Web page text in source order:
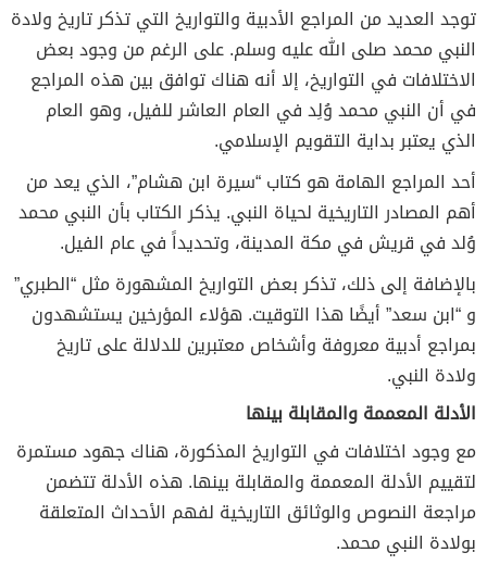
توجد العديد من المراجع الأدبية والتواريخ التي تذكر تاريخ ولادة
النبي محمد صلى الله عليه وسلم. على الرغم من وجود بعض
الاختلافات في التواريخ، إلا أنه هناك توافق بين هذه المراجع
في أن النبي محمد وُلِد في العام العاشر للفيل، وهو العام
الذي يعتبر بداية التقويم الإسلامي.
أحد المراجع الهامة هو كتاب “سيرة ابن هشام”، الذي يعد من
أهم المصادر التاريخية لحياة النبي. يذكر الكتاب بأن النبي محمد
وُلد في قريش في مكة المدينة، وتحديداً في عام الفيل.
بالإضافة إلى ذلك، تذكر بعض التواريخ المشهورة مثل “الطبري”
و “ابن سعد” أيضًا هذا التوقيت. هؤلاء المؤرخين يستشهدون
بمراجع أدبية معروفة وأشخاص معتبرين للدلالة على تاريخ
ولادة النبي.
الأدلة المعممة والمقابلة بينها
مع وجود اختلافات في التواريخ المذكورة، هناك جهود مستمرة
لتقييم الأدلة المعممة والمقابلة بينها. هذه الأدلة تتضمن
مراجعة النصوص والوثائق التاريخية لفهم الأحداث المتعلقة
بولادة النبي محمد.